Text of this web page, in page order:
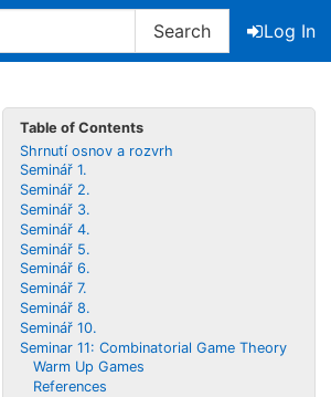
Search Log In
Table of Contents
Shrnutí osnov a rozvrh
Seminář 1.
Seminář 2.
Seminář 3.
Seminář 4.
Seminář 5.
Seminář 6.
Seminář 7.
Seminář 8.
Seminář 10.
Seminar 11: Combinatorial Game Theory
Warm Up Games
References